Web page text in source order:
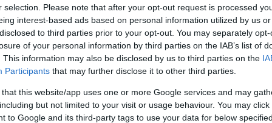
selection. Please note that after your opt-out request is processed
interest-based ads based on personal information utilized by us
to third parties prior to your opt-out. You may separately
of your personal information by third parties on the IAB’s list of
This information may also be disclosed by us to third parties on the
Participants that may further disclose it to other third parties.
that this website/app uses one or more Google services and may
but not limited to your visit or usage behaviour. You may
to Google and its third-party tags to use your data for below
:-(((
több ideig dolgozni egy hamburger áráért (órákban
mint másutt Európában.
Normális orvosi ellátás, működő műtők, mentők... Olyan
a gyerek, meg nem olyasmit oktatnak, ami a szülők
Vonatok, amik nem késnek, viszont télen fűtöttek nyáron
ha mondjuk útlevelet akarok most csináltatni vagy
végére kapok csak időpontot.